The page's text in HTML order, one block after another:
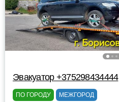
Эвакуатор +375298434444
ПО ГОРОДУ МЕЖГОРОД